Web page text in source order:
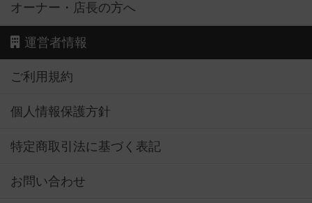
オーナー・店長の方へ
運営者情報
ご利用規約
個人情報保護方針
特定商取引法に基づく表記
お問い合わせ